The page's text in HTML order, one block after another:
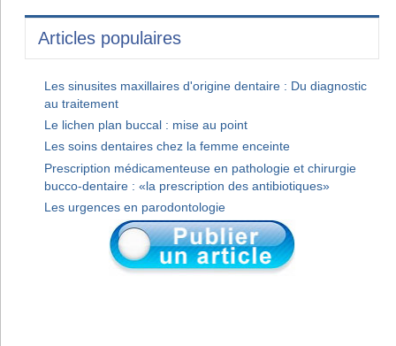
Articles populaires
Les sinusites maxillaires d'origine dentaire : Du diagnostic
au traitement
Le lichen plan buccal : mise au point
Les soins dentaires chez la femme enceinte
Prescription médicamenteuse en pathologie et chirurgie
bucco-dentaire : «la prescription des antibiotiques»
Les urgences en parodontologie